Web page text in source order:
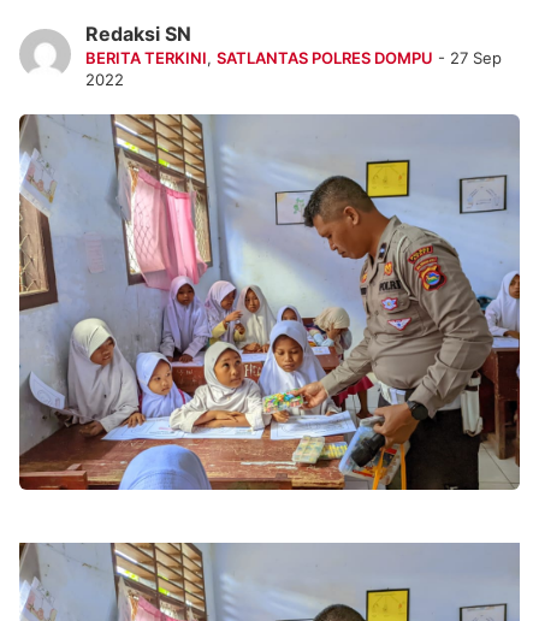
Redaksi SN
BERITA TERKINI, SATLANTAS POLRES DOMPU - 27 Sep
2022